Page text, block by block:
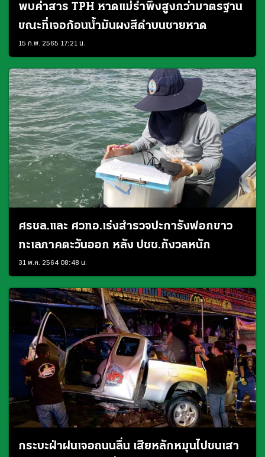
พบค่าสาร TPH หาดแม่รำพึงสูงกว่ามาตรฐาน
ขณะที่เจอก้อนน้ำมันผงสีดำบนชายหาด
15 ก.พ. 2565 17:21 น.
ศรชล.และ ศวทอ.เร่งสำรวจปะการังฟอกขาว
ทะเลภาคตะวันออก หลัง ปชช.กังวลหนัก
31 พ.ค. 2564 08:48 น.
กระบะฝ่าฝนเจอถนนลื่น เสียหลักหมุนไปชนเสา